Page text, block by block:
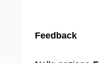
Feedback